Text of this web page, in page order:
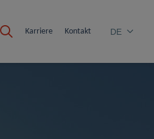
Karriere Kontakt DE